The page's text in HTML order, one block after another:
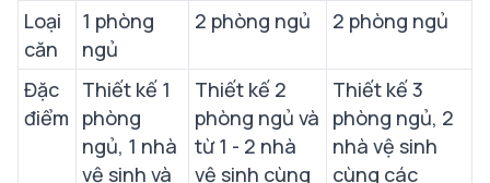
Loại
căn
1 phòng
ngủ
2 phòng ngủ 2 phòng ngủ
Đặc
điểm
Thiết kế 1
phòng
ngủ, 1 nhà
vệ sinh và
Thiết kế 2
phòng ngủ và
từ 1 - 2 nhà
vệ sinh cùng
Thiết kế 3
phòng ngủ, 2
nhà vệ sinh
cùng các